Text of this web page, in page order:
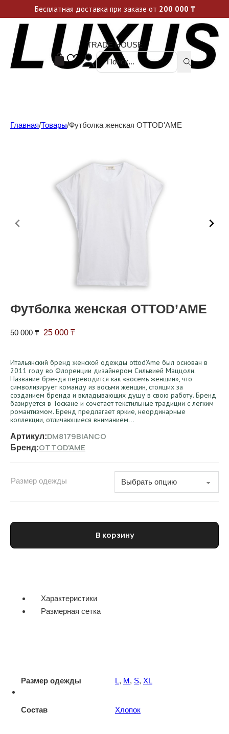
Уникальные акции и спецпредложения каждую неделю, не пропусти свой шанс
TRADE HOUSE
Поиск ...
Главная/Товары/Футболка женская OTTOD'AME
Футболка женская OTTOD’AME
50 000₸ Первоначальная цена составляла 50 000 ₸.
25 000 ₸Текущая цена: 25 000 ₸.
Итальянский бренд женской одежды ottod’Ame был основан в
2011 году во Флоренции дизайнером Сильвией Маццоли.
Название бренда переводится как «восемь женщин», что
символизирует команду из восьми женщин, стоящих за
созданием бренда и вкладывающих душу в свою работу. Бренд
базируется в Тоскане и сочетает текстильные традиции с легким
романтизмом. Бренд предлагает яркие, неординарные
коллекции, отличающиеся вниманием…
Артикул:DM8179BIANCO
Бренд:OTTOD'AME
Размер одежды
Количество товара Футболка женская OTTOD'AME
В корзину
Характеристики
Размерная сетка
Размер одежды L, M, S, XL
Состав Хлопок
Бесплатная доставка при заказе от 200 000 ₸